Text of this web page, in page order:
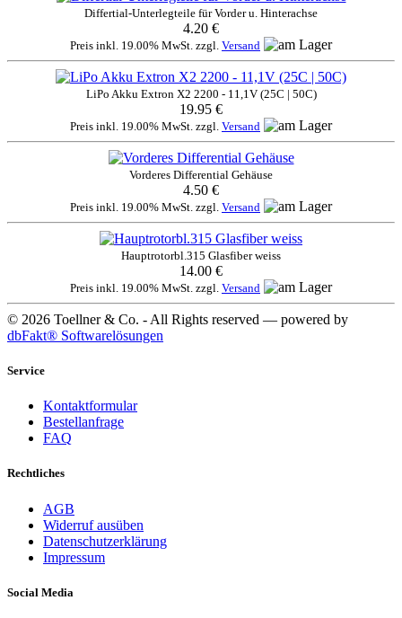
Differtial-Unterlegteile für Vorder u. Hinterachse
4.20 €
Preis inkl. 19.00% MwSt. zzgl. Versand
LiPo Akku Extron X2 2200 - 11,1V (25C | 50C)
19.95 €
Preis inkl. 19.00% MwSt. zzgl. Versand
Vorderes Differential Gehäuse
4.50 €
Preis inkl. 19.00% MwSt. zzgl. Versand
Hauptrotorbl.315 Glasfiber weiss
14.00 €
Preis inkl. 19.00% MwSt. zzgl. Versand
© 2026 Toellner & Co. - All Rights reserved — powered by
dbFakt® Softwarelösungen
Service
Kontaktformular
Bestellanfrage
FAQ
Rechtliches
AGB
Widerruf ausüben
Datenschutzerklärung
Impressum
Social Media